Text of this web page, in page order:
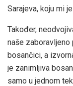
Sarajeva, koju mi
Također,
naše
bosančici, a
je zanimljiva
samo u jednom